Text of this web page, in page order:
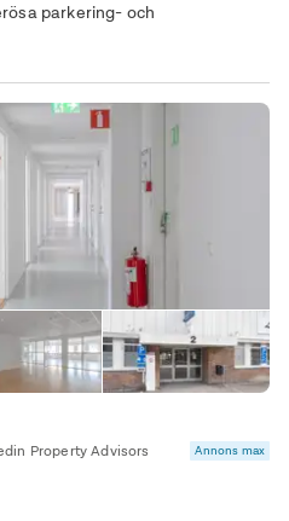
parkering- och
Property Advisors Annons max